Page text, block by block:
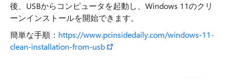
後、USBからコンピュータを起動し、Windows 11のクリ
ーンインストールを開始できます。
簡単な手順： https://www.pcinsidedaily.com/windows-11-
clean-installation-from-usb